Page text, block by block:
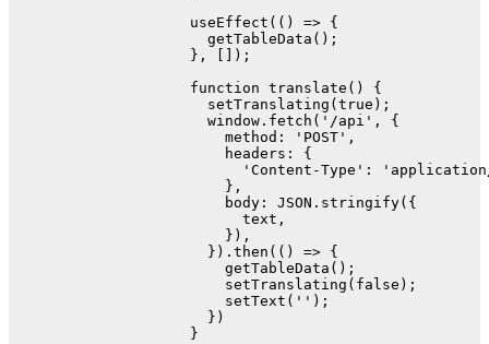
useEffect ( () => {
getTableData ();
  }, []);
function translate ( ) {
setTranslating ( true );
window . fetch ( '/api' , {
method : 'POST' ,
headers : {
'Content-Type' :
      },
body : JSON . stringify({
        text,
      }),
    }).
then ( () => {
getTableData ();
setTranslating ( false );
setText ( '' );
    })
  }